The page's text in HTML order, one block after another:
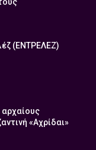
(ΕΝΤΡΕΛΕΖ)
«Αχρίδαι»